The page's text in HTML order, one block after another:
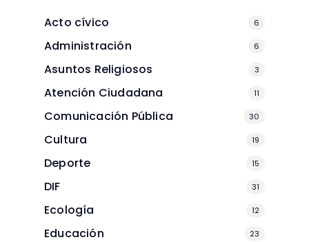
Acto cívico 6
Administración 6
Asuntos Religiosos 3
Atención Ciudadana 11
Comunicación Pública 30
Cultura 19
Deporte 15
DIF 31
Ecología 12
Educación 23